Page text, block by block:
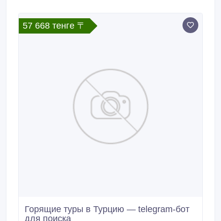
57 668 тенге 〒
Горящие туры в Турцию — telegram-бот
для поиска